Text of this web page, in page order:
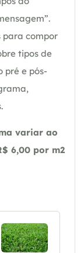
para compor
tipos de
pré e pós-
variar ao
6,00 por m2